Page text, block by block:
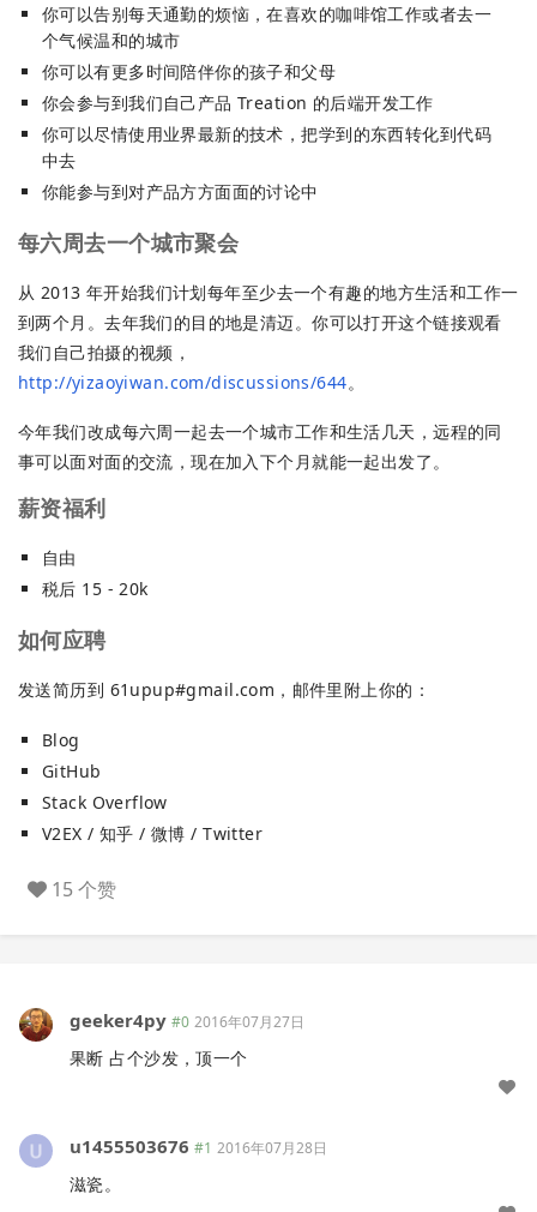
你可以告别每天通勤的烦恼，在喜欢的咖啡馆工作或者去一
个气候温和的城市
你可以有更多时间陪伴你的孩子和父母
你会参与到我们自己产品 Treation 的后端开发工作
你可以尽情使用业界最新的技术，把学到的东西转化到代码
中去
你能参与到对产品方方面面的讨论中
每六周去一个城市聚会
从 2013 年开始我们计划每年至少去一个有趣的地方生活和工作一
到两个月。去年我们的目的地是清迈。你可以打开这个链接观看
我们自己拍摄的视频，
http://yizaoyiwan.com/discussions/644。
今年我们改成每六周一起去一个城市工作和生活几天，远程的同
事可以面对面的交流，现在加入下个月就能一起出发了。
薪资福利
自由
税后 15 - 20k
如何应聘
发送简历到 61upup#gmail.com，邮件里附上你的：
Blog
GitHub
Stack Overflow
V2EX / 知乎 / 微博 / Twitter
15 个赞
geeker4py #0 2016年07月27日
果断 占个沙发，顶一个
u1455503676 #1 2016年07月28日
滋瓷。